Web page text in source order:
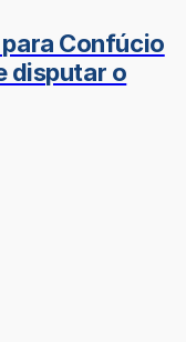
Confúcio
disputar o